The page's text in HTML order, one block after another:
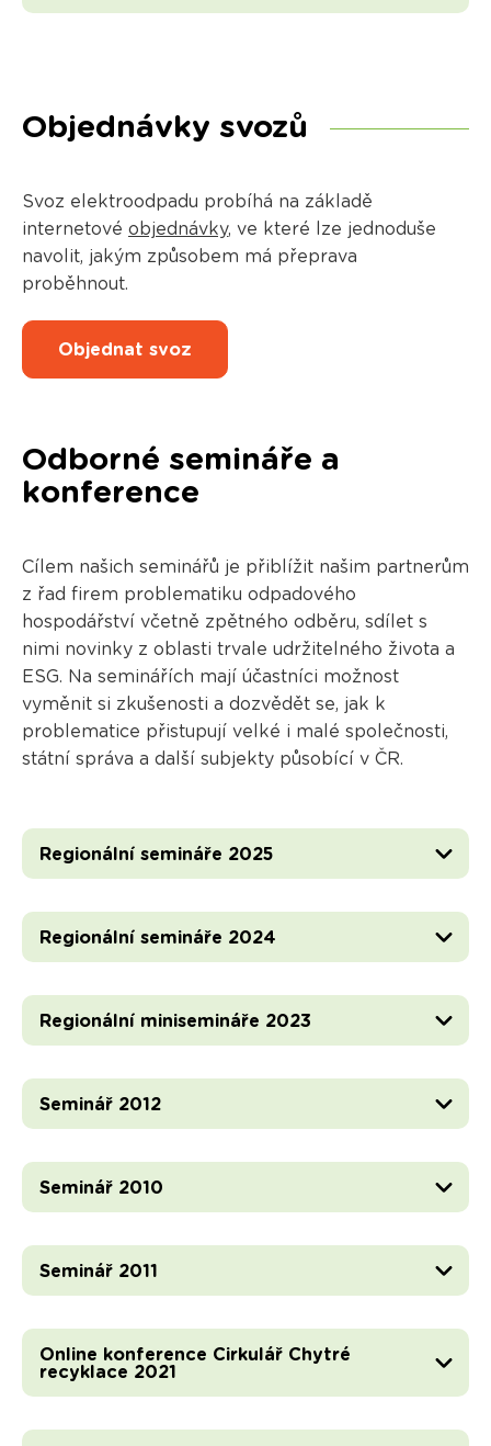
Objednávky svozů
Svoz elektroodpadu probíhá na základě
internetové objednávky, ve které lze jednoduše
navolit, jakým způsobem má přeprava
proběhnout.
Objednat svoz
Odborné semináře a
konference
Cílem našich seminářů je přiblížit našim partnerům
z řad firem problematiku odpadového
hospodářství včetně zpětného odběru, sdílet s
nimi novinky z oblasti trvale udržitelného života a
ESG. Na seminářích mají účastníci možnost
vyměnit si zkušenosti a dozvědět se, jak k
problematice přistupují velké i malé společnosti,
státní správa a další subjekty působící v ČR.
Regionální semináře 2025
Regionální semináře 2024
Regionální minisemináře 2023
Seminář 2012
Seminář 2010
Seminář 2011
Online konference Cirkulář Chytré
recyklace 2021